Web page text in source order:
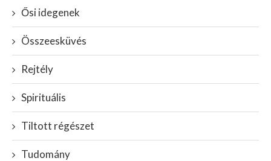
Ősi idegenek
Összeesküvés
Rejtély
Spirituális
Tiltott régészet
Tudomány